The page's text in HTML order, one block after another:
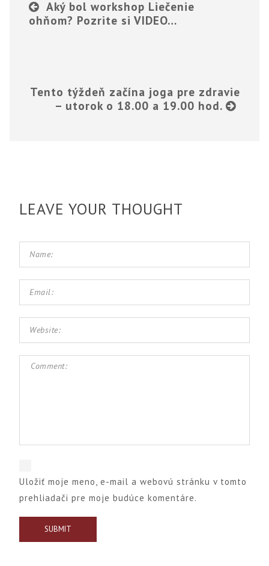
Aký bol workshop Liečenie
ohňom? Pozrite si VIDEO…
Tento týždeň začína joga pre zdravie
– utorok o 18.00 a 19.00 hod.
LEAVE YOUR THOUGHT
Uložiť moje meno, e-mail a webovú stránku v tomto
prehliadači pre moje budúce komentáre.